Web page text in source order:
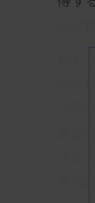
伝
グ
す